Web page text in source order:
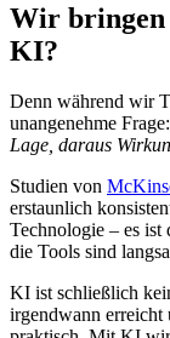
Wir bringen
KI?
Denn während wir
unangenehme Frage:
Lage, daraus
Studien von
erstaunlich
Technologie – es ist
die Tools sind
KI ist schließlich
irgendwann erreicht